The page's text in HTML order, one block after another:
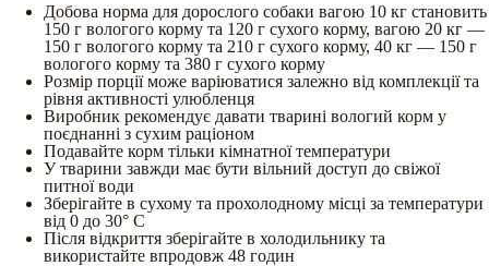
Добова норма для дорослого собаки вагою 10 кг становить
150 г вологого корму та 120 г сухого корму, вагою 20 кг —
150 г вологого корму та 210 г сухого корму, 40 кг — 150 г
вологого корму та 380 г сухого корму
Розмір порції може варіюватися залежно від комплекції та
рівня активності улюбленця
Виробник рекомендує давати тварині вологий корм у
поєднанні з сухим раціоном
Подавайте корм тільки кімнатної температури
У тварини завжди має бути вільний доступ до свіжої
питної води
Зберігайте в сухому та прохолодному місці за температури
від 0 до 30° С
Після відкриття зберігайте в холодильнику та
використайте впродовж 48 годин